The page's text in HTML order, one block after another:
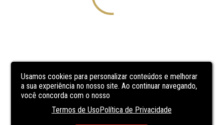
Usamos cookies para personalizar conteúdos e melhorar
a sua experiência no nosso site. Ao continuar navegando,
você concorda com o nosso
Termos de UsoPolítica de Privacidade